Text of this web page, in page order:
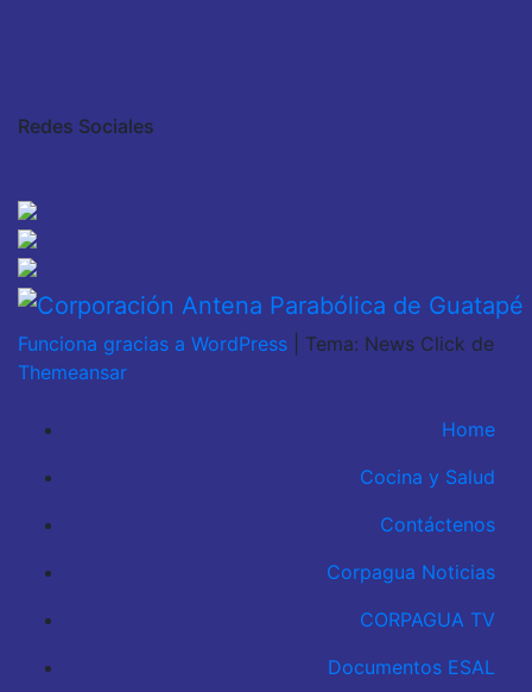
Redes Sociales
Funciona gracias a WordPress
Tema: News Click de
Themeansar
Home
Cocina y Salud
Contáctenos
Corpagua Noticias
CORPAGUA TV
Documentos ESAL